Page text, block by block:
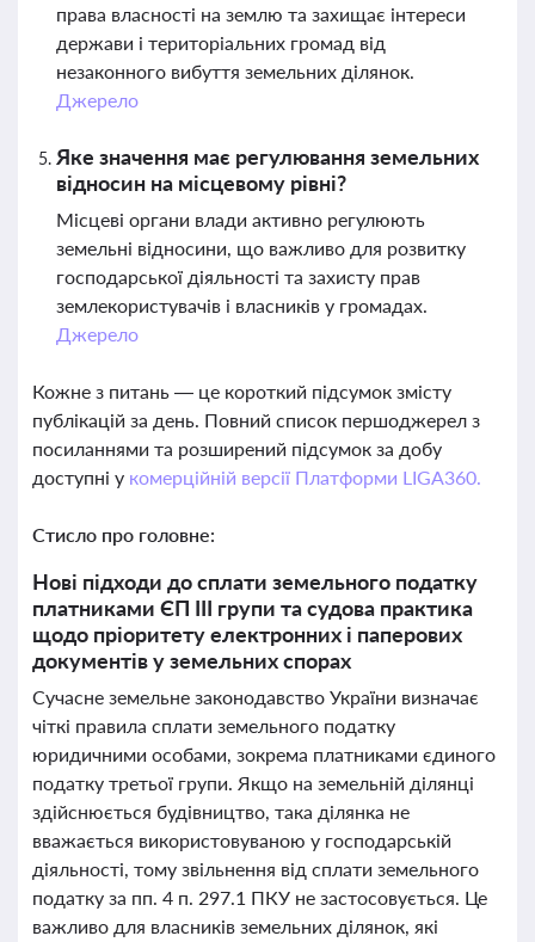
права власності на землю та захищає інтереси
держави і територіальних громад від
незаконного вибуття земельних ділянок.
Джерело
Яке значення має регулювання земельних
відносин на місцевому рівні?
Місцеві органи влади активно регулюють
земельні відносини, що важливо для розвитку
господарської діяльності та захисту прав
землекористувачів і власників у громадах.
Джерело
Кожне з питань — це короткий підсумок змісту
публікацій за день. Повний список першоджерел з
посиланнями та розширений підсумок за добу
доступні у комерційній версії Платформи LIGA360.
Стисло про головне:
Нові підходи до сплати земельного податку
платниками ЄП ІІІ групи та судова практика
щодо пріоритету електронних і паперових
документів у земельних спорах
Сучасне земельне законодавство України визначає
чіткі правила сплати земельного податку
юридичними особами, зокрема платниками єдиного
податку третьої групи. Якщо на земельній ділянці
здійснюється будівництво, така ділянка не
вважається використовуваною у господарській
діяльності, тому звільнення від сплати земельного
податку за пп. 4 п. 297.1 ПКУ не застосовується. Це
важливо для власників земельних ділянок, які